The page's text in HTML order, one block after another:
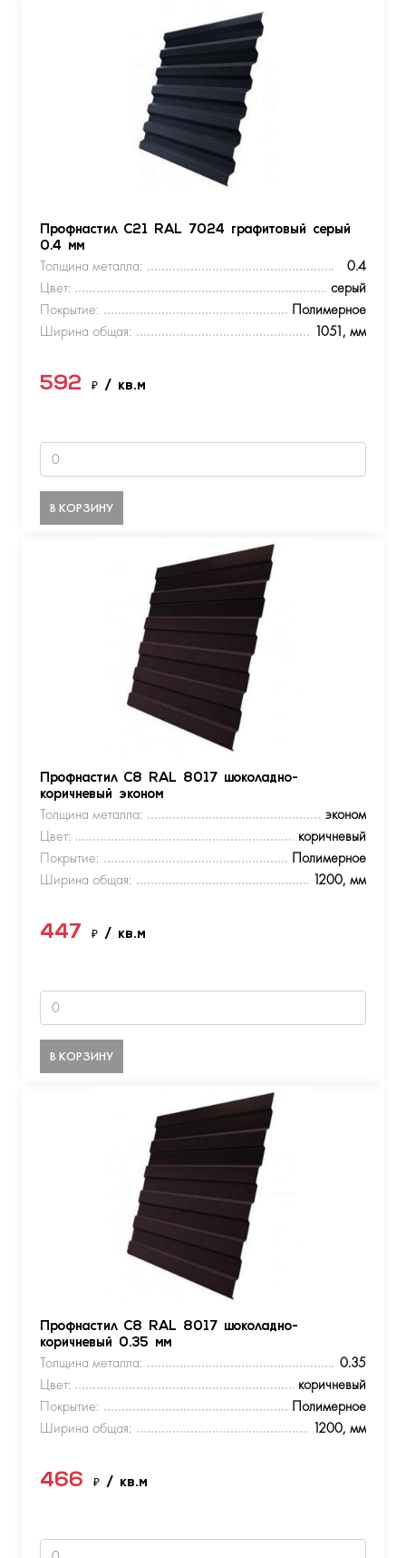
Профнастил С21 RAL 7024 графитовый серый
0.4 мм
Толщина металла:
0.4
Цвет:
серый
Покрытие:
Полимерное
Ширина общая:
1051, мм
592 ₽ / кв.м
В КОРЗИНУ
Профнастил С8 RAL 8017 шоколадно-
коричневый эконом
Толщина металла:
эконом
Цвет:
коричневый
Покрытие:
Полимерное
Ширина общая:
1200, мм
447 ₽ / кв.м
В КОРЗИНУ
Профнастил С8 RAL 8017 шоколадно-
коричневый 0.35 мм
Толщина металла:
0.35
Цвет:
коричневый
Покрытие:
Полимерное
Ширина общая:
1200, мм
466 ₽ / кв.м